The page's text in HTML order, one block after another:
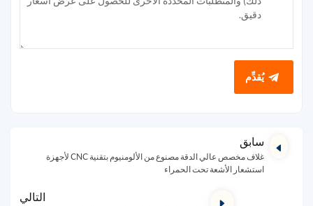
يُقدِّم
سابق
غلاف مخصص عالي الدقة مصنوع من الألومنيوم بتقنية CNC لأجهزة
استشعار الأشعة تحت الحمراء
التالي